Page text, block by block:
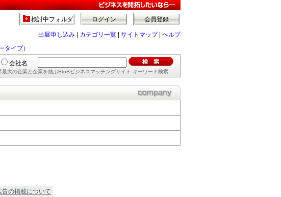
会員登録
ログイン
検討中フォルダ
出展申し込み カテゴリ一覧 サイトマップ| ヘルプ
タイプ）
会社名
最大の企業と企業を結ぶBtoBビジネスマッチングサイト キーワード検索
告の掲載について